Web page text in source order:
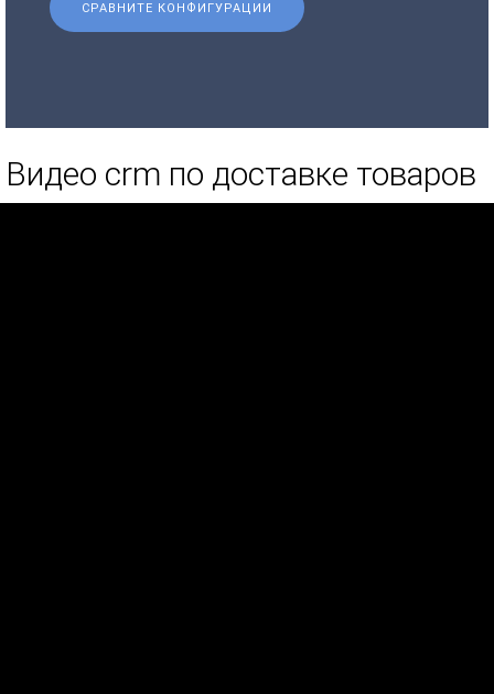
СРАВНИТЕ КОНФИГУРАЦИИ
Видео crm по доставке товаров